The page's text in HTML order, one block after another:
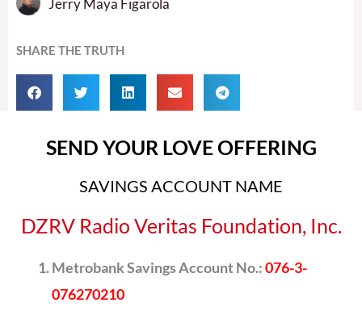
Jerry Maya Figarola
SHARE THE TRUTH
SEND YOUR LOVE OFFERING
SAVINGS ACCOUNT NAME
DZRV Radio Veritas Foundation, Inc.
Metrobank Savings Account No.:076-3-
076270210